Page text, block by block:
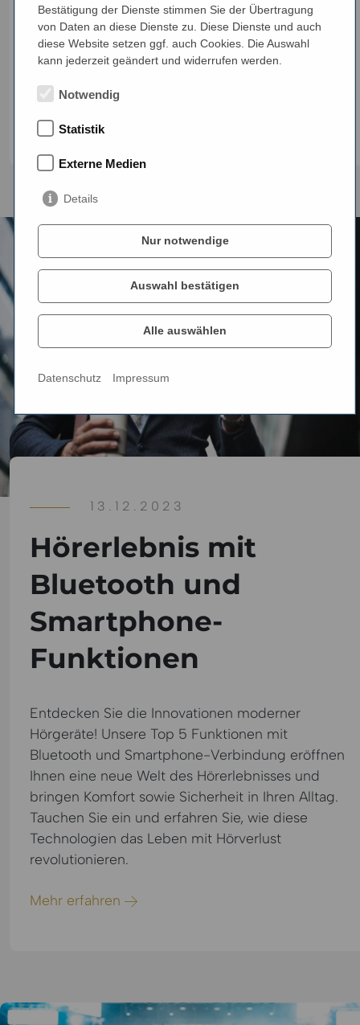
Gesprächsverständnis und der Navigation in
lauten Umgebungen, beeinflusst Hörverlust auch
tiefergehende psychologische und soziale
13.12.2023
Hörerlebnis mit
Bluetooth und
Smartphone-
Funktionen
Entdecken Sie die Innovationen moderner
Hörgeräte! Unsere Top 5 Funktionen mit
Bluetooth und Smartphone-Verbindung eröffnen
Ihnen eine neue Welt des Hörerlebnisses und
bringen Komfort sowie Sicherheit in Ihren Alltag.
Tauchen Sie ein und erfahren Sie, wie diese
Technologien das Leben mit Hörverlust
revolutionieren.
Mehr erfahren
Bestätigung der Dienste stimmen Sie der Übertragung
von Daten an diese Dienste zu. Diese Dienste und auch
diese Website setzen ggf. auch Cookies. Die Auswahl
kann jederzeit geändert und widerrufen werden.
Notwendig
Statistik
Externe Medien
Details
Nur notwendige
Auswahl bestätigen
Alle auswählen
Datenschutz Impressum